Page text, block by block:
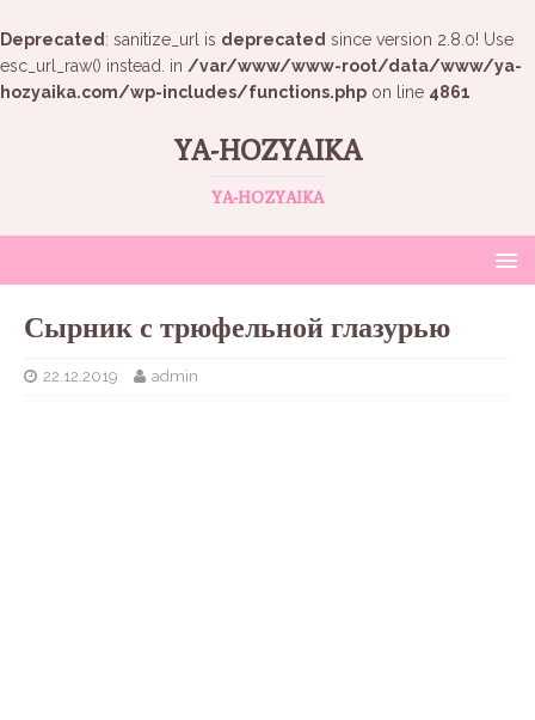
Deprecated : sanitize_url is deprecated since version 2.8.0! Use
esc_url_raw() instead. in /var/www/www-root/data/www/ya-
hozyaika.com/wp-includes/functions.php on line 4861
YA-HOZYAIKA
YA-HOZYAIKA
Сырник с трюфельной глазурью
22.12.2019 admin